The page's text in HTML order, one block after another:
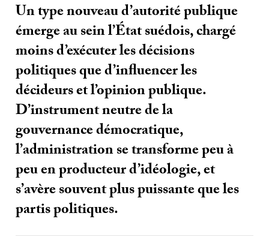
Un type nouveau d’autorité publique
émerge au sein l’État suédois, chargé
moins d’exécuter les décisions
politiques que d’influencer les
décideurs et l’opinion publique.
D’instrument neutre de la
gouvernance démocratique,
l’administration se transforme peu à
peu en producteur d’idéologie, et
s’avère souvent plus puissante que les
partis politiques.